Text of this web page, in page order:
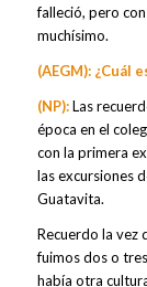
falleció, pero
muchísimo.
(AEGM): ¿Cuál
(NP):Las
época en el
con la primera
las excursiones
Guatavita.
Recuerdo la vez
fuimos dos o
había otra